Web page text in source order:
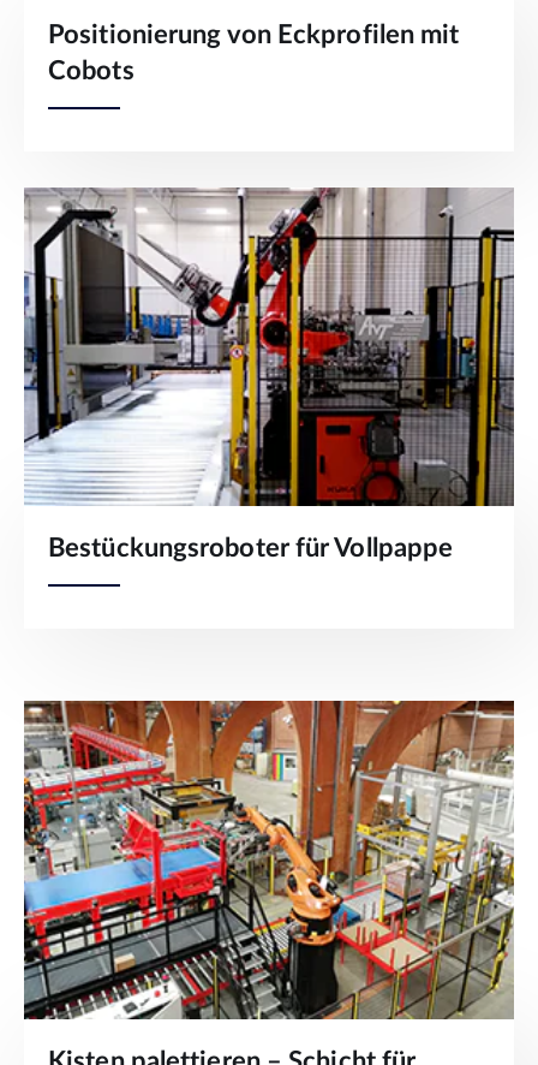
Positionierung von Eckprofilen mit
Cobots
Bestückungsroboter für Vollpappe